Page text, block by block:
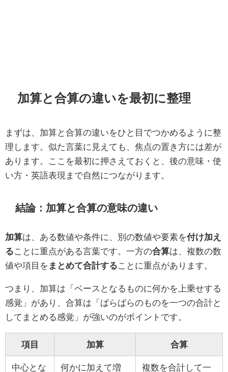
加算と合算の違いを最初に整理
まずは、加算と合算の違いをひと目でつかめるように整
理します。似た言葉に見えても、焦点の置き方には差が
あります。ここを最初に押さえておくと、後の意味・使
い方・英語表現まで自然につながります。
結論：加算と合算の意味の違い
加算は、ある数値や条件に、別の数値や要素を付け加え
る ことに重点がある言葉です。一方の合算は、複数の数
値や項目を まとめて合計する ことに重点があります。
つまり、加算は「ベースとなるものに何かを上乗せする
感覚」があり、合算は「ばらばらのものを一つの合計と
してまとめる感覚」が強いのがポイントです。
項目 加算 合算
中心とな
何かに加えて増
複数を合計して一